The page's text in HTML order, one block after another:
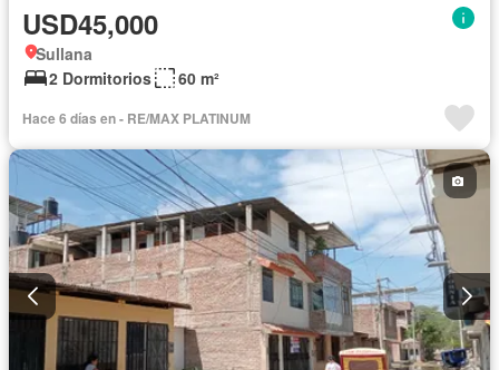
USD45,000
Sullana
2 Dormitorios
60 m²
Hace 6 días en - RE/MAX PLATINUM